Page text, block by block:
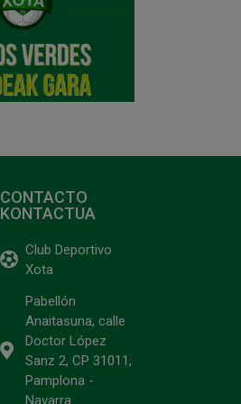
CONTACTO
KONTACTUA
Club Deportivo
Xota
Pabellón
Anaitasuna, calle
Doctor López
Sanz 2, CP 31011,
Pamplona -
Navarra